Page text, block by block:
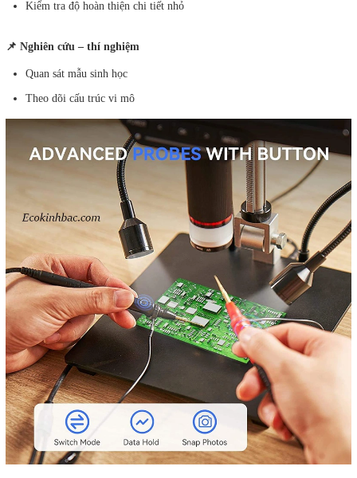
Kiểm tra độ hoàn thiện chi tiết nhỏ
📌 Nghiên cứu – thí nghiệm
Quan sát mẫu sinh học
Theo dõi cấu trúc vi mô